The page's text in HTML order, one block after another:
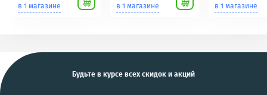
Scher-Khan,
Tomahawk, Pandora,
в 1 магазине
для фотоаппаратов
NIKON/SONY COOL
в 1 магазине
в 1 магазине
Будьте в курсе всех скидок и акций